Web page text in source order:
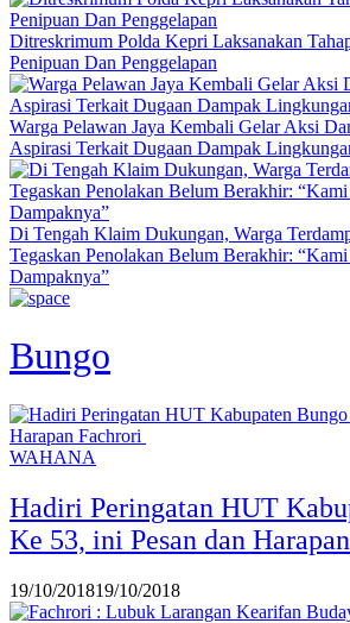
Ditreskrimum Polda Kepri Laksanakan
Penipuan Dan Penggelapan
Warga Pelawan Jaya Kembali Gelar Aksi
Aspirasi Terkait Dugaan Dampak
Di Tengah Klaim Dukungan, Warga
Tegaskan Penolakan Belum Berakhir:
Dampaknya”
Bungo
WAHANA
Hadiri Peringatan HUT
Ke 53, ini Pesan dan
19/10/201819/10/2018